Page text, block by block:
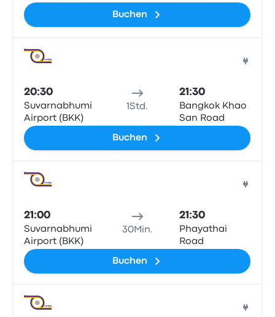
Buchen
20:30
Suvarnabhumi
Airport (BKK)
1Std.
21:30
Bangkok Khao
San Road
Buchen
21:00
Suvarnabhumi
Airport (BKK)
30Min.
21:30
Phayathai
Road
Buchen